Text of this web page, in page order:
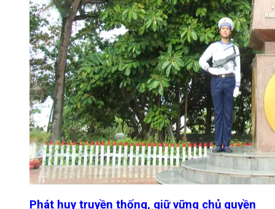
Phát huy truyền thống, giữ vững chủ quyền